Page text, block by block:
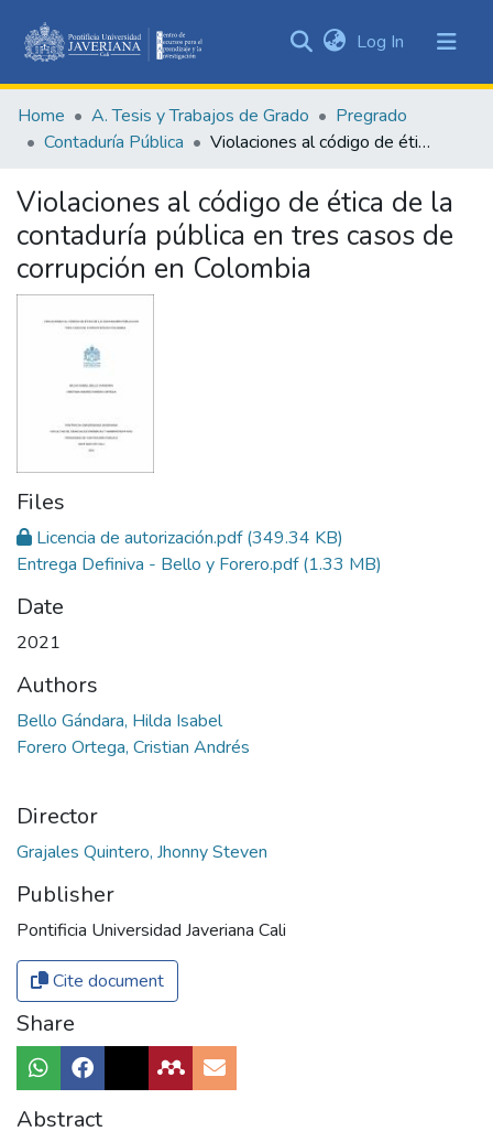
&
Collections
Statistics
Log In (current)
Home A. Tesis y Trabajos de Grado
Pregrado
Contaduría Pública
Violaciones al código de ética de la contaduría pública en tres casos de corrupción en Colombia
Violaciones al código de ética de la
contaduría pública en tres casos de
corrupción en Colombia
Files
Licencia de autorización.pdf(349.34 KB)
Entrega Definiva - Bello y Forero.pdf(1.33 MB)
Date
2021
Authors
Bello Gándara, Hilda Isabel
Forero Ortega, Cristian Andrés
Director
Grajales Quintero, Jhonny Steven
Publisher
Pontificia Universidad Javeriana Cali
Cite document
Share
Abstract